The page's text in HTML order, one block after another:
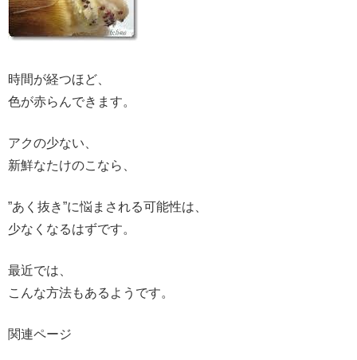
時間が経つほど、
色が赤らんできます。
アクの少ない、
新鮮なたけのこなら、
”あく抜き”に悩まされる可能性は、
少なくなるはずです。
最近では、
こんな方法もあるようです。
関連ページ